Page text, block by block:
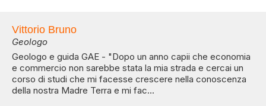
Vittorio Bruno
Geologo
Geologo e guida GAE - "Dopo un anno capii che economia
e commercio non sarebbe stata la mia strada e cercai un
corso di studi che mi facesse crescere nella conoscenza
della nostra Madre Terra e mi fac...